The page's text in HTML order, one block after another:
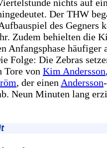
nichts auf
Der THW
des Gegners
Zudem behielten die
Anfangsphase häufiger
Folge: Die Zebras
Tore von Kim Andersson
, der einen Andersson
Neun Minuten lang